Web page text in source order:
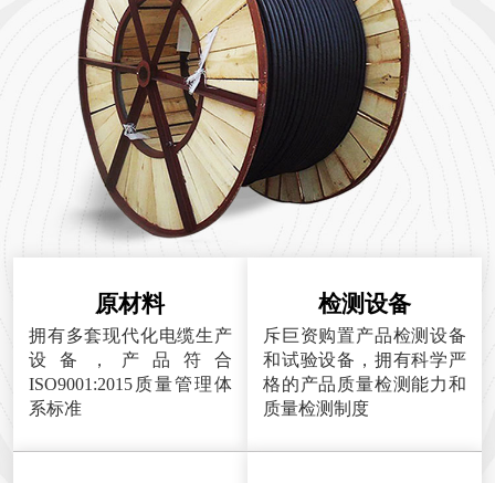
原材料
拥有多套现代化电缆生产
设备，产品符合
ISO9001:2015质量管理体
系标准
检测设备
斥巨资购置产品检测设备
和试验设备，拥有科学严
格的产品质量检测能力和
质量检测制度